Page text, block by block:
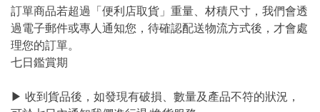
訂單商品若超過「便利店取貨」重量、材積尺寸，我們會透
過電子郵件或專人通知您，待確認配送物流方式後，才會處
理您的訂單。
七日鑑賞期
▶ 收到貨品後，如發現有破損、數量及產品不符的狀況，